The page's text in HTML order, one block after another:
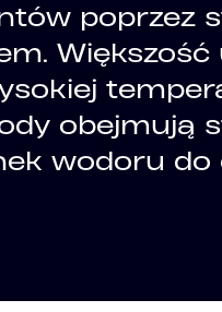
poprzez
obejmują
wodoru do